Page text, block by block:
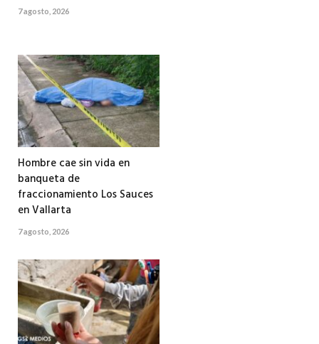
7 agosto, 2026
Hombre cae sin vida en
banqueta de
fraccionamiento Los Sauces
en Vallarta
7 agosto, 2026